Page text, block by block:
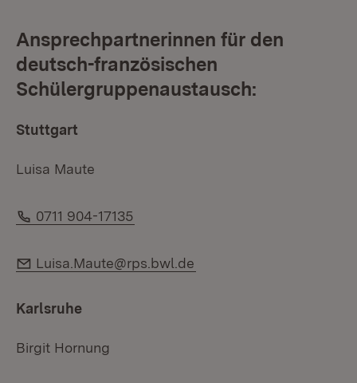
Ansprechpartnerinnen für den
deutsch-französischen
Schülergruppenaustausch:
Stuttgart
Luisa Maute
Telefon:
0711 904-17135
E-Mail:
Luisa.Maute@rps.bwl.de
Karlsruhe
Birgit Hornung